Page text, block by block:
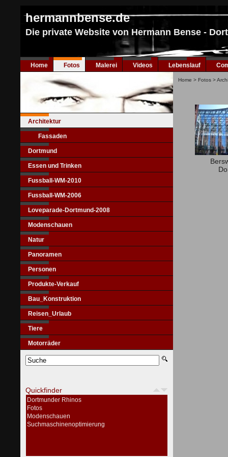
hermannbense.de
Die private Website von Hermann Bense -
Home Fotos Malerei Videos Lebenslauf
Architektur
Fassaden
Dortmund
Essen und Trinken
Fussball-WM-2010
Fussball-WM-2006
Loveparade-Dortmund-2008
Modenschauen
Natur
Panoramen
Personen
Produkte-Verkauf
Bau_Konstruktion
Reisen_Urlaub
Tiere
Motorräder
Quickfinder
Dortmunder Rhinos
Fotos
Modenschauen
Suchmaschinenoptimierung
Home > Fotos >